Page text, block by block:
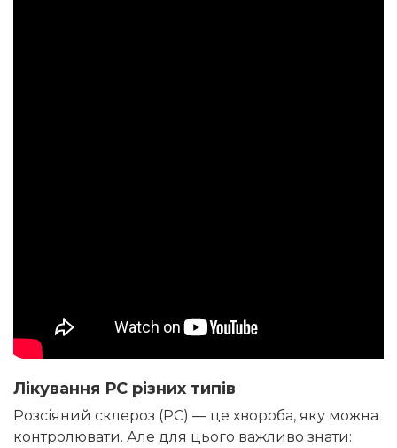
Лікування РС різних типів
Розсіяний склероз (РС) — це хвороба, яку можна
контролювати. Але для цього важливо знати: